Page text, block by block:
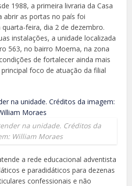
1988, a primeira livraria da Casa
abrir as portas no país foi
feira, dia 2 de dezembro.
instalações, a unidade localizada
563, no bairro Moema, na zona
de fortalecer ainda mais
foco de atuação da filial
na unidade. Créditos da
William Moraes
a rede educacional adventista
e paradidáticos para dezenas
confessionais e não